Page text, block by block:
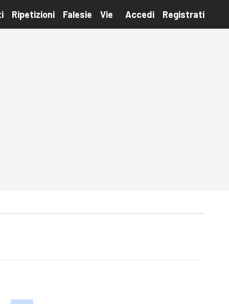
Ripetizioni Falesie Vie Accedi Registrati